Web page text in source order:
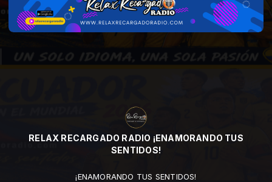
RELAX RECARGADO RADIO ¡ENAMORANDO TUS
SENTIDOS!
¡ENAMORANDO TUS SENTIDOS!